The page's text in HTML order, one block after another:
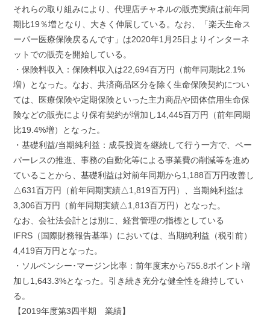
それらの取り組みにより、代理店チャネルの販売実績は前年同
期比19％増となり、大きく伸展している。なお、「楽天生命ス
ーパー医療保険戻るんです」は2020年1月25日よりインターネ
ットでの販売を開始している。
・保険料収入：保険料収入は22,694百万円（前年同期比2.1%
増）となった。なお、共済商品区分を除く生命保険契約につい
ては、医療保険や定期保険といった主力商品や団体信用生命保
険などの販売により保有契約が増加し14,445百万円（前年同期
比19.4%増）となった。
・基礎利益/当期純利益：成長投資を継続して行う一方で、ペー
パーレスの推進、事務の自動化等による事業費の削減等を進め
ていることから、基礎利益は対前年同期から1,188百万円改善し
△631百万円（前年同期実績△1,819百万円）、当期純利益は
3,306百万円（前年同期実績△1,813百万円）となった。
なお、会社法会計とは別に、経営管理の指標としている
IFRS（国際財務報告基準）においては、当期純利益（税引前）
4,419百万円となった。
・ソルベンシー･マージン比率：前年度末から755.8ポイント増
加し1,643.3%となった。引き続き充分な健全性を維持してい
る。
【2019年度第3四半期 業績】